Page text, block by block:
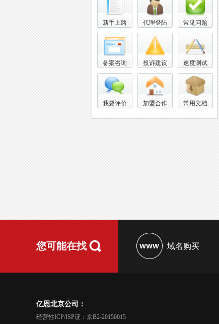
新手上路 代理登陆 常见问题
备案咨询 投诉建议 速度测试
我要评价 加盟合作 常用文档
您可能在找 域名购买
亿恩北京公司：
经营性ICP/ISP证：京B2-20150015